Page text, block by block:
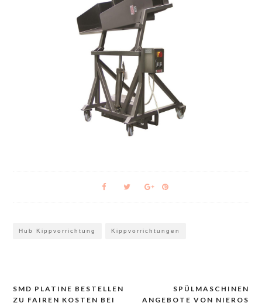
Hub Kippvorrichtung Kippvorrichtungen
Navigacija
SMD PLATINE BESTELLEN
ZU FAIREN KOSTEN BEI
SPÜLMASCHINEN
ANGEBOTE VON NIEROS